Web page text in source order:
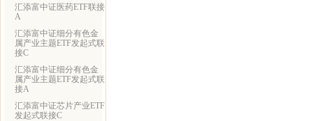
汇添富中证医药ETF联接
A
汇添富中证细分有色金
属产业主题ETF发起式联
接C
汇添富中证细分有色金
属产业主题ETF发起式联
接A
汇添富中证芯片产业ETF
发起式联接C